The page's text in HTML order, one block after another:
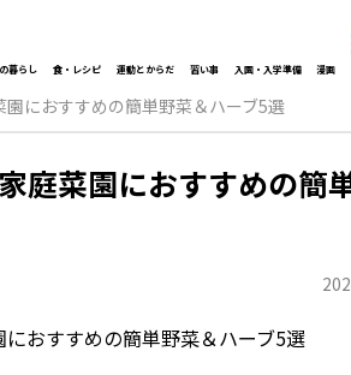
暮らし 食・レシピ 運動とからだ 習い事 入園・入学準備 漫画
におすすめの簡単野菜＆ハーブ5選
庭菜園におすすめの簡